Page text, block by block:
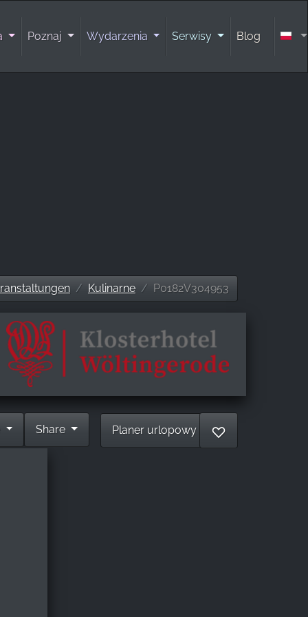
Poznaj Wydarzenia Serwisy Blog
Kulinarne P0182V304953
Planer urlopowy ♡
Share